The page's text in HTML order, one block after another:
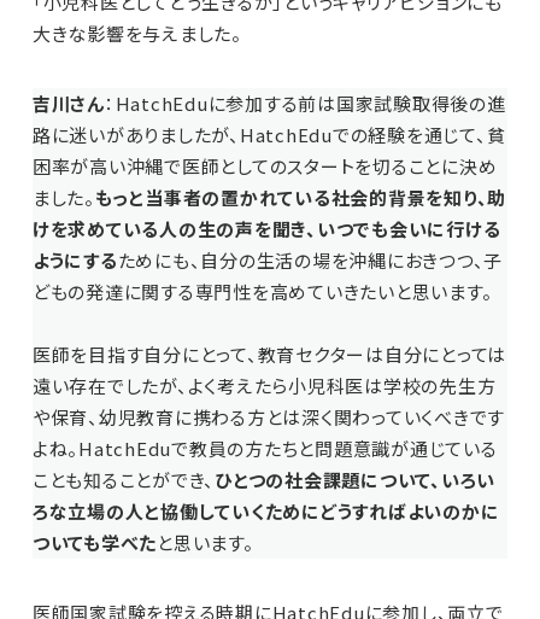
大きな影響を与えました。
吉川さん：HatchEduに参加する前は国家試験取得後の進
路に迷いがありましたが、HatchEduでの経験を通じて、貧
困率が高い沖縄で医師としてのスタートを切ることに決め
ました。もっと当事者の置かれている社会的背景を知り、助
けを求めている人の生の声を聞き、いつでも会いに行ける
ようにするためにも、自分の生活の場を沖縄におきつつ、子
どもの発達に関する専門性を高めていきたいと思います。
医師を目指す自分にとって、教育セクターは自分にとっては
遠い存在でしたが、よく考えたら小児科医は学校の先生方
や保育、幼児教育に携わる方とは深く関わっていくべきです
よね。HatchEduで教員の方たちと問題意識が通じている
ことも知ることができ、 ひとつの社会課題について、いろい
ろな立場の人と協働していくためにどうすればよいのかに
ついても学べたと思います。
医師国家試験を控える時期にHatchEduに参加し、両立で